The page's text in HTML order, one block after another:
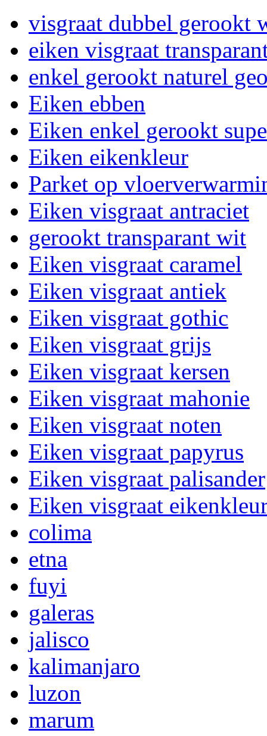
visgraat dubbel gerookt
eiken visgraat
enkel gerookt naturel
Eiken ebben
Eiken enkel gerookt
Eiken eikenkleur
Parket op
Eiken visgraat antraciet
gerookt transparant wit
Eiken visgraat caramel
Eiken visgraat antiek
Eiken visgraat gothic
Eiken visgraat grijs
Eiken visgraat kersen
Eiken visgraat mahonie
Eiken visgraat noten
Eiken visgraat papyrus
Eiken visgraat palisander
Eiken visgraat
colima
etna
fuyi
galeras
jalisco
kalimanjaro
luzon
marum